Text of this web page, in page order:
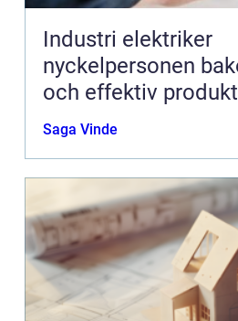
Industri elektriker
nyckelpersonen
och effektiv
Saga Vinde